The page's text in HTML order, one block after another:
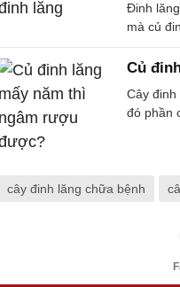
Đinh
mà củ
Củ
Cây
đó phần
cây đinh lăng chữa bệnh